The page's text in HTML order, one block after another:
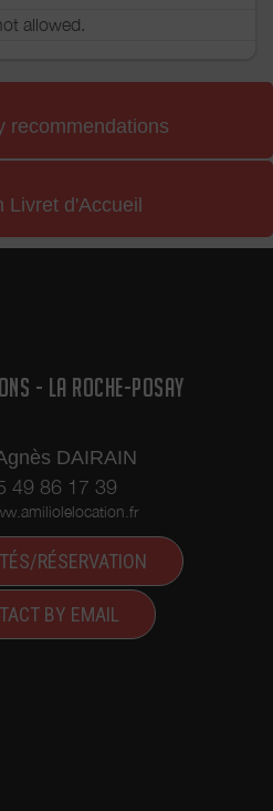
allowed.
recommendations
Livret d'Accueil
- LA ROCHE-POSAY
DAIRAIN
49 86 17 39
RÉSERVATION
BY EMAIL